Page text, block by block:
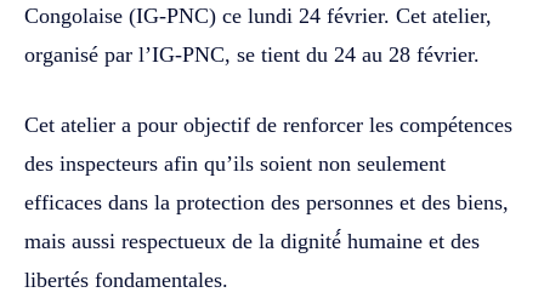
Congolaise (IG-PNC) ce lundi 24 février. Cet atelier,
organisé par l’IG-PNC, se tient du 24 au 28 février.
Cet atelier a pour objectif de renforcer les compétences
des inspecteurs afin qu’ils soient non seulement
efficaces dans la protection des personnes et des biens,
mais aussi respectueux de la dignité́ humaine et des
libertés fondamentales.